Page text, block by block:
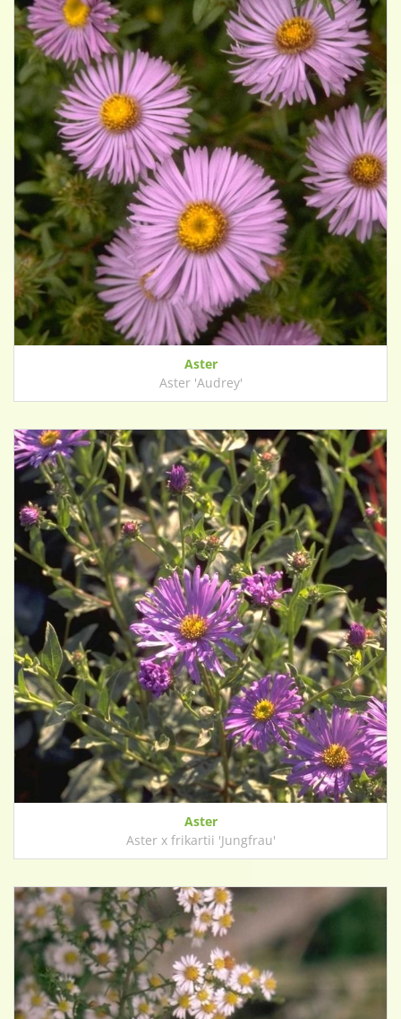
Aster
Aster 'Audrey'
Aster
Aster x frikartii 'Jungfrau'